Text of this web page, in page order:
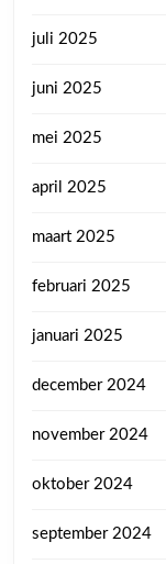
juli 2025
juni 2025
mei 2025
april 2025
maart 2025
februari 2025
januari 2025
december 2024
november 2024
oktober 2024
september 2024